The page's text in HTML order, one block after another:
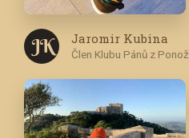
J K Jaromir Kubina
Člen Klubu Pánů z